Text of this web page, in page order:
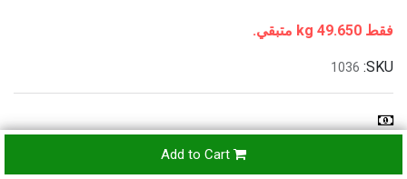
Add to Cart
فقط 49.650 kg متبقي.
SKU:
1036
Refunds & Returns Accepted